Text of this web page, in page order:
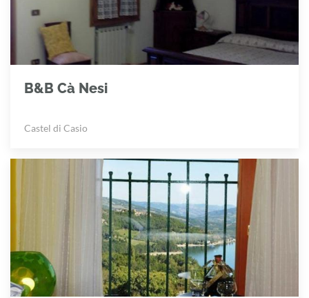
B&B Cà Nesi
Castel di Casio